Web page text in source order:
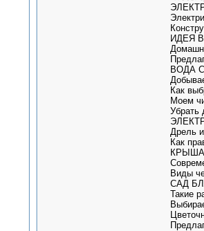
ИДЕЯ
ВОДА
Как
Моем
Убрать
Дрель
Как
Виды
САД
Такие